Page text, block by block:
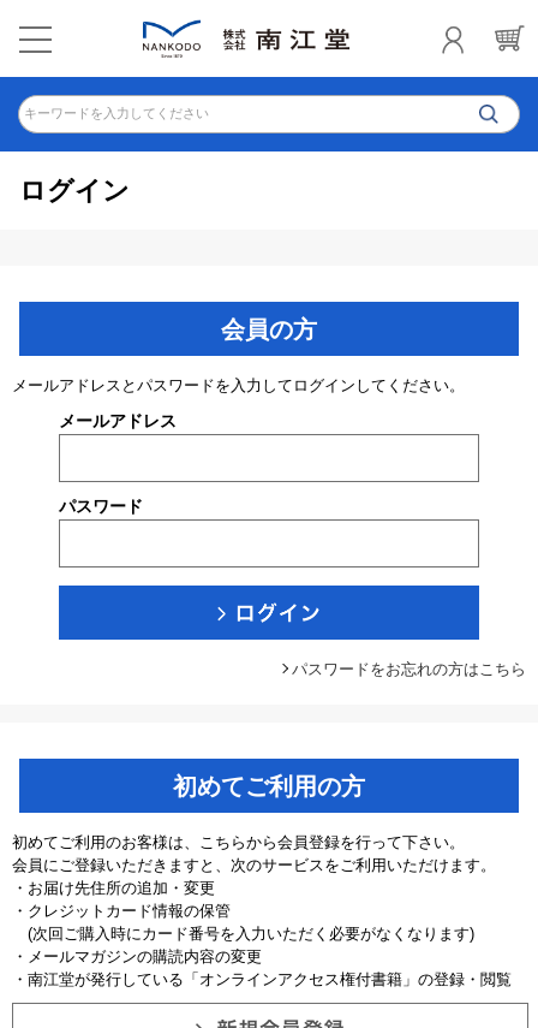
キーワードを入力してください
ログイン
会員の方
メールアドレスとパスワードを入力してログインしてください。
メールアドレス
パスワード
パスワードをお忘れの方はこちら
初めてご利用の方
初めてご利用のお客様は、こちらから会員登録を行って下さい。
会員にご登録いただきますと、次のサービスをご利用いただけます。
・お届け先住所の追加・変更
・クレジットカード情報の保管
(次回ご購入時にカード番号を入力いただく必要がなくなります)
・メールマガジンの購読内容の変更
・南江堂が発行している「オンラインアクセス権付書籍」の登録・閲覧